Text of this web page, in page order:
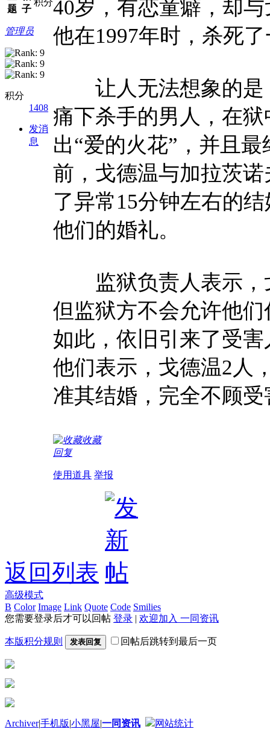
题 子
管理员
积分
1408
发消
息
40岁，有恋童癖，却
他在1997年时，杀死
让人无法想象的是
痛下杀手的男人，在
出“爱的火花”，并且
前，戈德温与加拉茨
了异常15分钟左右的
他们的婚礼。
监狱负责人表示，
但监狱方不会允许他
如此，依旧引来了受
他们表示，戈德温2人
准其结婚，完全不顾
收藏
回复
使用道具 举报
返回列表
高级模式
B Color Image Link Quote Code Smilies
您需要登录后才可以回帖 登录 | 欢迎加入 一同资讯
本版积分规则 发表回复 回帖后跳转到最后一页
Archiver|手机版|小黑屋|一同资讯 网站统计